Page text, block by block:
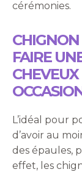
cérémonies.
FAIRE
L’idéal pour
d’avoir au
des épaules,
effet, les